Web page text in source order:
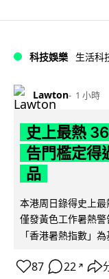
科技娛樂 生活科
Lawton 1 小時
史上最熱
告門檻定得
品
本港周日錄得史上
僅發黃色工作暑熱
「香港暑熱指數」
87 22 ↗